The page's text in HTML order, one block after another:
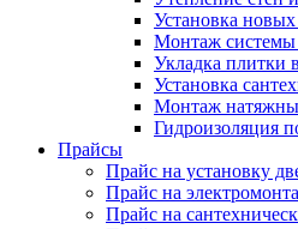
Установка
Монтаж системы
Укладка плитки
Установка
Монтаж
Гидроизоляция
Прайсы
Прайс на установку
Прайс на
Прайс на